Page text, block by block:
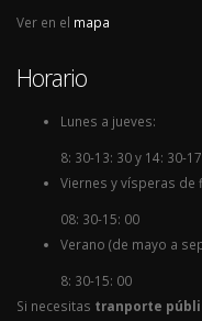
Ver en el mapa
Horario
Lunes a jueves:
8: 30-13: 30 y 14: 30-
Viernes y vísperas de
08: 30-15: 00
Verano (de mayo a
8: 30-15: 00
Si necesitas tranporte